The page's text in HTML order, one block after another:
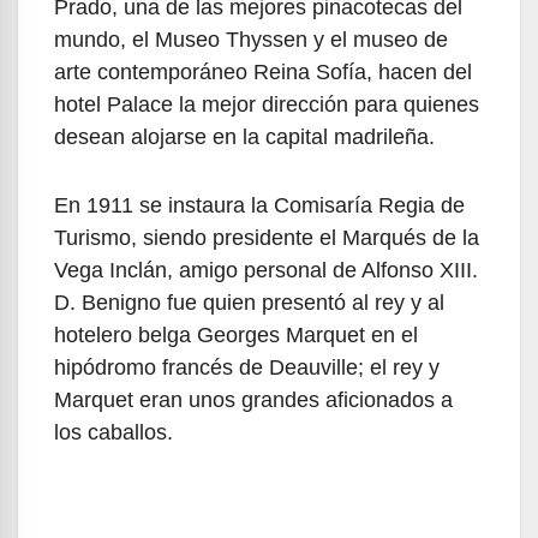
Prado, una de las mejores pinacotecas del
mundo, el Museo Thyssen y el museo de
arte contemporáneo Reina Sofía, hacen del
hotel Palace la mejor dirección para quienes
desean alojarse en la capital madrileña.
En 1911 se instaura la Comisaría Regia de
Turismo, siendo presidente el Marqués de la
Vega Inclán, amigo personal de Alfonso XIII.
D. Benigno fue quien presentó al rey y al
hotelero belga Georges Marquet en el
hipódromo francés de Deauville; el rey y
Marquet eran unos grandes aficionados a
los caballos.